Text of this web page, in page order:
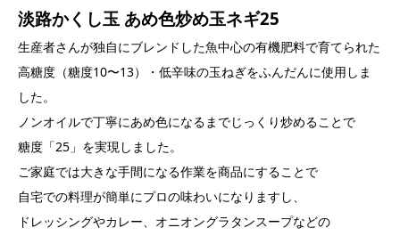
淡路かくし玉 あめ色炒め玉ネギ25
生産者さんが独自にブレンドした魚中心の有機肥料で育てられた
高糖度（糖度10〜13）・低辛味の玉ねぎをふんだんに使用しま
した。
ノンオイルで丁寧にあめ色になるまでじっくり炒めることで
糖度「25」を実現しました。
ご家庭では大きな手間になる作業を商品にすることで
自宅での料理が簡単にプロの味わいになりますし、
ドレッシングやカレー、オニオングラタンスープなどの